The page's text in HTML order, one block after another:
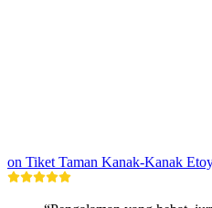
on Tiket Taman Kanak-Kanak